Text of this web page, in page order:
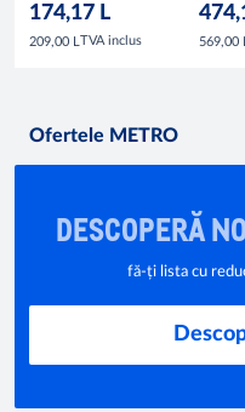
174,17 L
209,00 L TVA inclus 569,00 L
Ofertele METRO
DESCOPERĂ
fă-ți lista cu